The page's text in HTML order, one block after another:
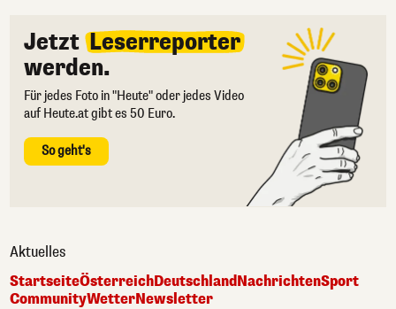
Jetzt Leserreporter
werden.
Für jedes Foto in "Heute" oder jedes Video
auf Heute.at gibt es 50 Euro.
So geht's
Aktuelles
StartseiteÖsterreichDeutschlandNachrichtenSport
CommunityWetterNewsletter